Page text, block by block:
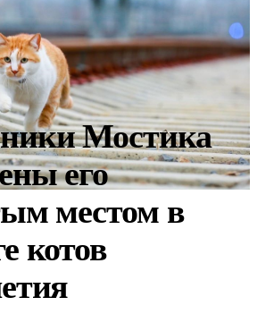
Мостика
его
местом в
котов